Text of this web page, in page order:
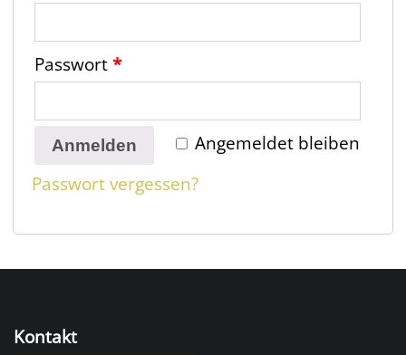
Passwort*
Angemeldet bleiben
Anmelden
Passwort vergessen?
Kontakt